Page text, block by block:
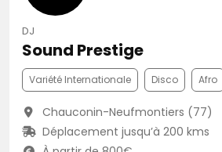
DJ
Sound Prestige
Variété Internationale Disco Afro
Chauconin-Neufmontiers (77)
Déplacement jusqu’à 200 kms